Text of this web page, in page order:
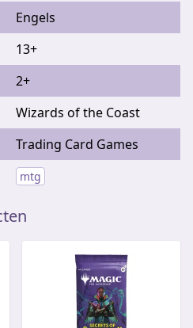
Engels
13+
2+
Wizards of the Coast
Trading Card Games
mtg